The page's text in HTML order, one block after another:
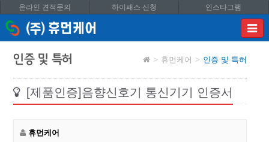
온라인 견적문의 하이패스 신청 인스타그램
이메
입력
인증 및 특허 휴먼케어 인증 및 특허
[제품인증]음향신호기 통신기기 인증서
휴먼케어